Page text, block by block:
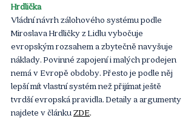
Hrdlička
Vládní návrh zálohového systému podle
Miroslava Hrdličky z Lidlu vybočuje
evropským rozsahem a zbytečně navyšuje
náklady. Povinné zapojení i malých prodejen
nemá v Evropě obdoby. Přesto je podle něj
lepší mít vlastní systém než přijímat ještě
tvrdší evropská pravidla. Detaily a argumenty
najdete v článku ZDE.